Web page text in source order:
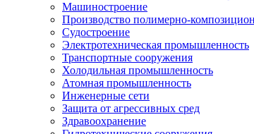
Машиностроение
Производство полимерно-
Судостроение
Электротехническая промышленность
Транспортные сооружения
Холодильная промышленность
Атомная промышленность
Инженерные сети
Защита от агрессивных сред
Здравоохранение